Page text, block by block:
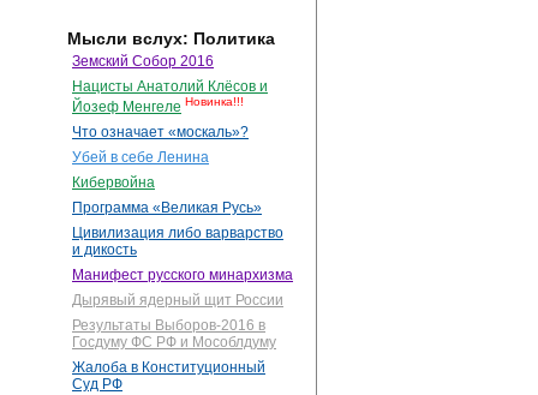
Мысли вслух: Политика
Земский Собор 2016
Нацисты Анатолий Клёсов и
Йозеф Менгеле Новинка!!!
Что означает «москаль»?
Убей в себе Ленина
Кибервойна
Программа «Великая Русь»
Цивилизация либо варварство
и дикость
Манифест русского минархизма
Дырявый ядерный щит России
Результаты Выборов-2016 в
Госдуму ФС РФ и Мособлдуму
Жалоба в Конституционный
Суд РФ